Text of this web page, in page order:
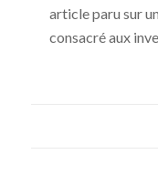
article paru sur
consacré aux